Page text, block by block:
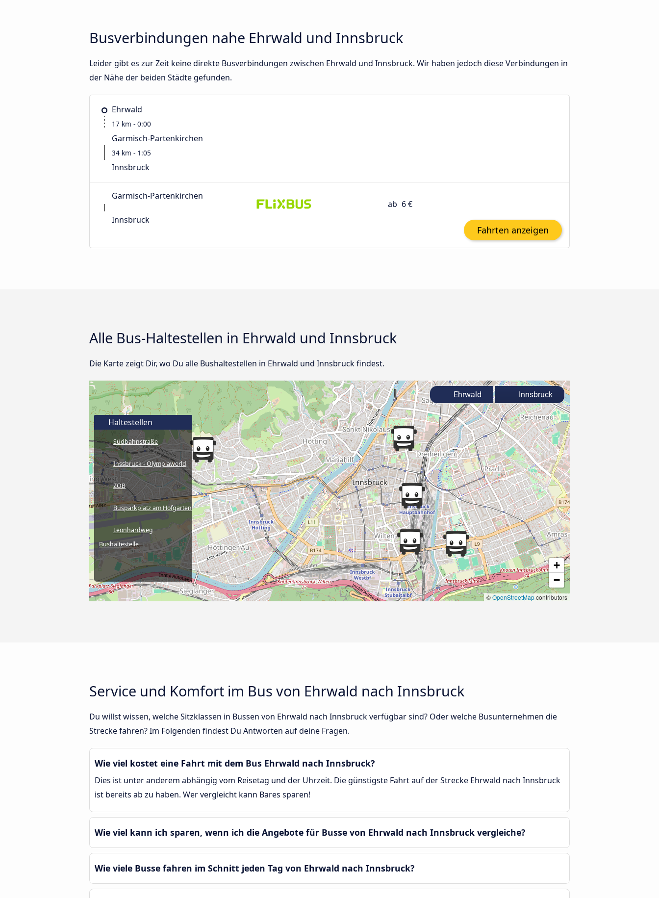
Busverbindungen nahe Ehrwald und Innsbruck
Leider gibt es zur Zeit keine direkte Busverbindungen zwischen Ehrwald und Innsbruck. Wir haben jedoch diese Verbindungen in
der Nähe der beiden Städte gefunden.
Ehrwald
17 km - 0:00
Garmisch-Partenkirchen
34 km - 1:05
Innsbruck
Garmisch-Partenkirchen
Innsbruck
ab 6 €
Fahrten anzeigen
Alle Bus-Haltestellen in Ehrwald und Innsbruck
Die Karte zeigt Dir, wo Du alle Bushaltestellen in Ehrwald und Innsbruck findest.
+
−
©OpenStreetMapcontributors
Haltestellen
Südbahnstraße
Inssbruck - Olympiaworld
ZOB
Busparkplatz am Hofgarten
Leonhardweg
Bushaltestelle
Ehrwald Innsbruck
Service und Komfort im Bus von Ehrwald nach Innsbruck
Du willst wissen, welche Sitzklassen in Bussen von Ehrwald nach Innsbruck verfügbar sind? Oder welche Busunternehmen die
Strecke fahren? Im Folgenden findest Du Antworten auf deine Fragen.
Wie viel kostet eine Fahrt mit dem Bus Ehrwald nach Innsbruck?
Dies ist unter anderem abhängig vom Reisetag und der Uhrzeit. Die günstigste Fahrt auf der Strecke Ehrwald nach Innsbruck
ist bereits ab zu haben. Wer vergleicht kann Bares sparen!
Wie viel kann ich sparen, wenn ich die Angebote für Busse von Ehrwald nach Innsbruck vergleiche?
Wie viele Busse fahren im Schnitt jeden Tag von Ehrwald nach Innsbruck?